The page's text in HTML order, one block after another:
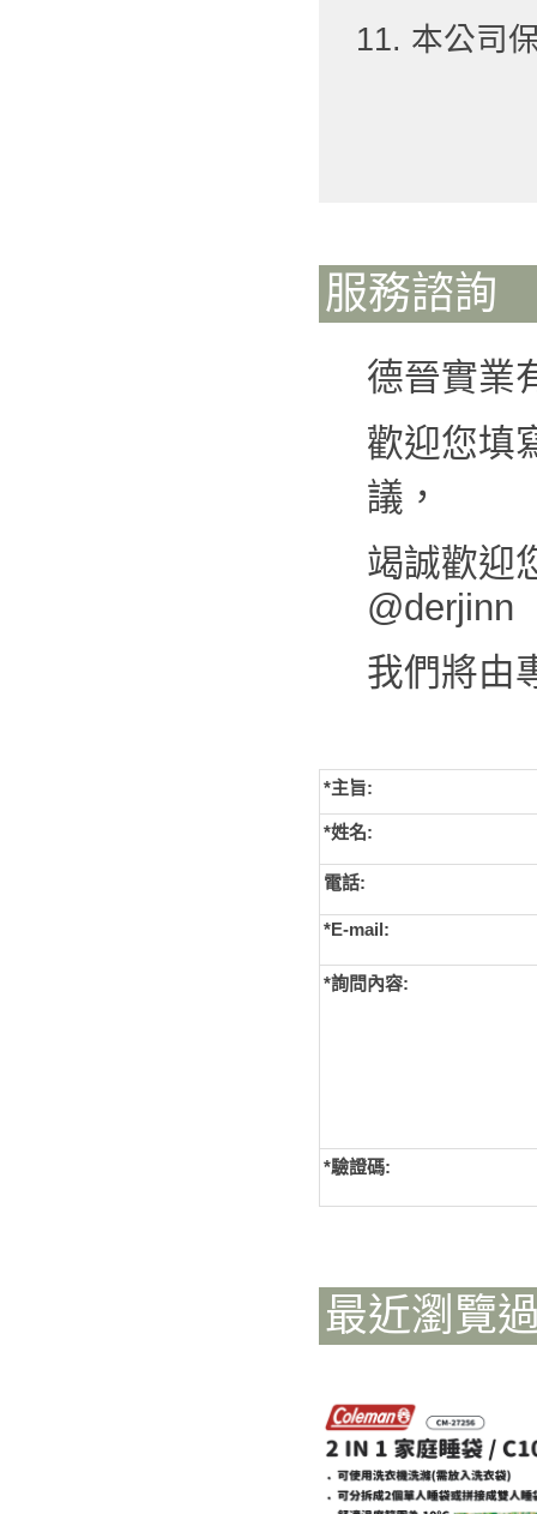
11. 本公司
服務諮詢
德晉實業
歡迎您填
議，
竭誠歡迎
@derjinn
我們將由
*主旨:
*姓名:
電話:
*E-mail:
*詢問內容:
*驗證碼:
最近瀏覽